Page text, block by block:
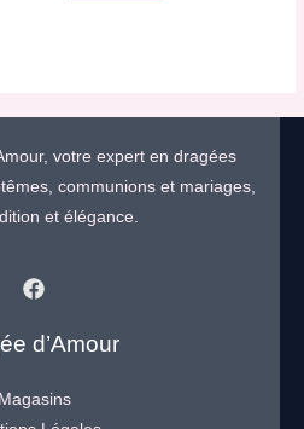
votre expert en dragées
communions et mariages,
et élégance.
d’Amour
Magasins